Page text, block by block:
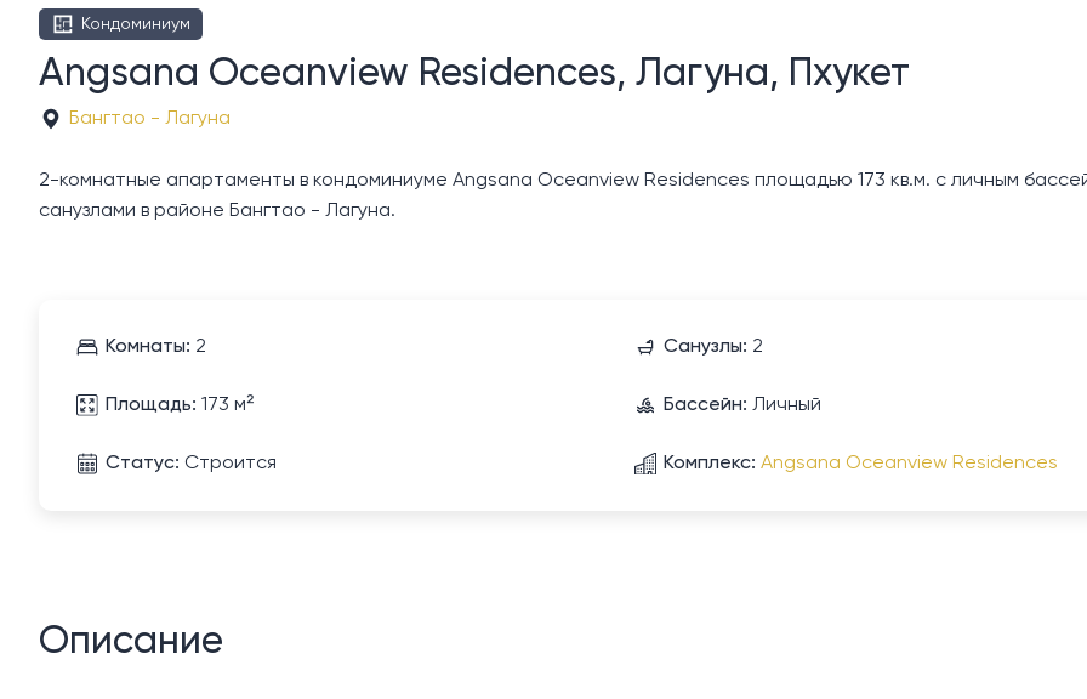
Кондоминиум
Angsana Oceanview Residences, Лагуна, Пхукет
Бангтао - Лагуна
2-комнатные апартаменты в кондоминиуме Angsana Oceanview Residences площадью 173 кв.м. с личным
санузлами в районе Бангтао - Лагуна.
Комнаты: 2 Санузлы: 2
Площадь: 173 м² Бассейн: Личный
Статус: Строится Комплекс: Angsana Oceanview Residences
Описание